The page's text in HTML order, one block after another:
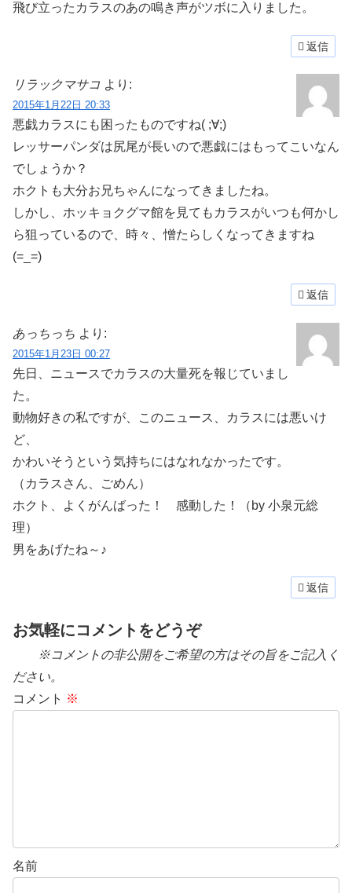
飛び立ったカラスのあの鳴き声がツボに入りました。
返信
リラックマサコ より:
2015年1月22日 20:33
悪戯カラスにも困ったものですね( ;∀;)
レッサーパンダは尻尾が長いので悪戯にはもってこいなん
でしょうか？
ホクトも大分お兄ちゃんになってきましたね。
しかし、ホッキョクグマ館を見てもカラスがいつも何かし
ら狙っているので、時々、憎たらしくなってきますね
(=_=)
返信
あっちっち より:
2015年1月23日 00:27
先日、ニュースでカラスの大量死を報じていまし
た。
動物好きの私ですが、このニュース、カラスには悪いけ
ど、
かわいそうという気持ちにはなれなかったです。
（カラスさん、ごめん）
ホクト、よくがんばった！ 感動した！（by 小泉元総
理）
男をあげたね～♪
返信
お気軽にコメントをどうぞ
※コメントの非公開をご希望の方はその旨をご記入く
ださい。
コメント ※
名前